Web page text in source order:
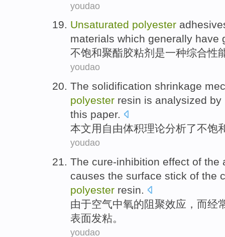
youdao
Unsaturated polyester
materials which generally have
不饱和聚酯胶粘剂 是一种综合性
youdao
The solidification shrinkage
polyester resin is analysized by
this paper.
本文用 自由体积理论分析了不饱
youdao
The cure-inhibition effect of the
causes the surface stick of the
polyester resin.
由于空气中氧的阻聚效应 ，而经
表面发粘。
youdao